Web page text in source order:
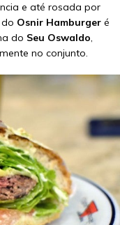
e até rosada por
Osnir Hamburger é
do Seu Oswaldo,
no conjunto.